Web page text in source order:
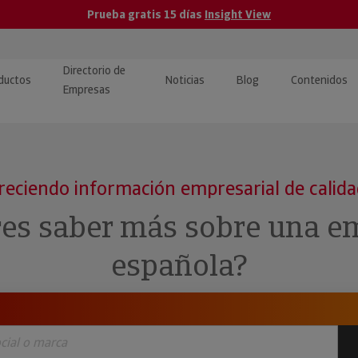
Prueba gratis 15 días Insight View
y ERP
· Recuperación de
Directorio de
Empresas
Noticias Blog Contenidos
Pública
Investigada
información empresarial de
saber más sobre una
española?